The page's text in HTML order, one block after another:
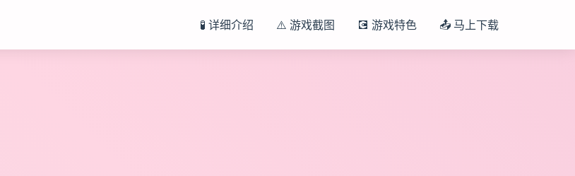
🧪 详细介绍 ⚠️ 游戏截图 💽 游戏特色 📤 马上下载